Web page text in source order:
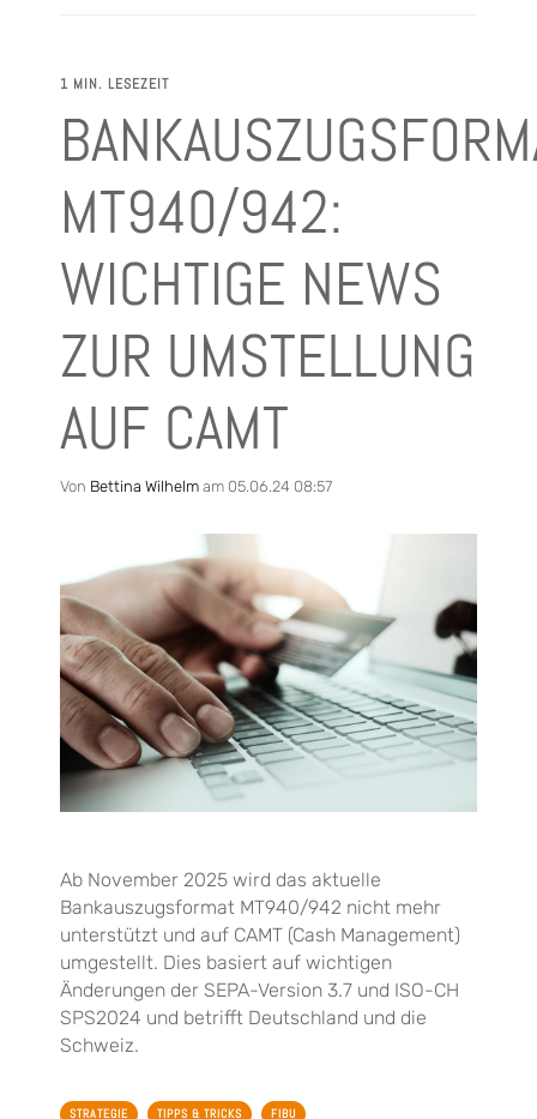
1 MIN. LESEZEIT
MT940/942:
WICHTIGE NEWS
ZUR UMSTELLUNG
AUF CAMT
Von Bettina Wilhelm am 05.06.24 08:57
Ab November 2025 wird das aktuelle
Bankauszugsformat MT940/942 nicht mehr
unterstützt und auf CAMT (Cash Management)
umgestellt. Dies basiert auf wichtigen
Änderungen der SEPA-Version 3.7 und ISO-CH
SPS2024 und betrifft Deutschland und die
Schweiz.
STRATEGIE TIPPS & TRICKS FIBU